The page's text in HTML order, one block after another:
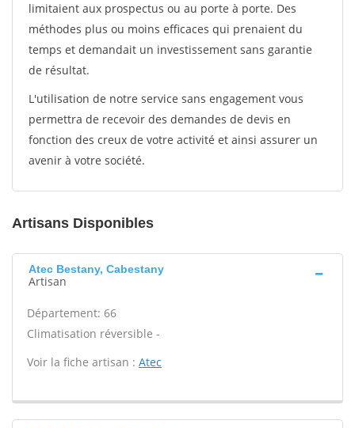
limitaient aux prospectus ou au porte à porte. Des
méthodes plus ou moins efficaces qui prenaient du
temps et demandait un investissement sans garantie
de résultat.
L'utilisation de notre service sans engagement vous
permettra de recevoir des demandes de devis en
fonction des creux de votre activité et ainsi assurer un
avenir à votre société.
Artisans Disponibles
Atec Bestany, Cabestany
Artisan
Département: 66
Climatisation réversible -
Voir la fiche artisan : Atec